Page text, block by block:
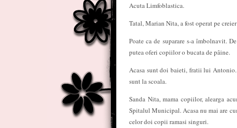
Acuta Limfoblastica.
Tatal, Marian Nita, a fost operat pe
Poate ca de suparare s-a îmbolnavit.
putea oferi copiilor o bucata de pâine.
Acasa sunt doi baieti, fratii lui
sunt la scoala.
Sanda Nita, mama copiilor, alearga
Spitalul Municipal. Acasa nu mai are
celor doi copii ramasi singuri.